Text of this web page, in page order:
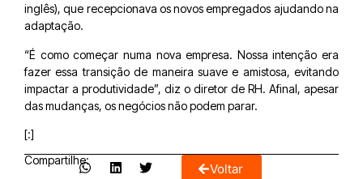
inglês), que recepcionava os novos empregados ajudando na
adaptação.
“É como começar numa nova empresa. Nossa intenção era
fazer essa transição de maneira suave e amistosa, evitando
impactar a produtividade”, diz o diretor de RH. Afinal, apesar
das mudanças, os negócios não podem parar.
[:]
Compartilhe:
Voltar